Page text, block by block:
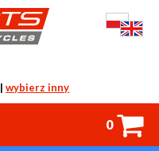
|wybierz inny

0